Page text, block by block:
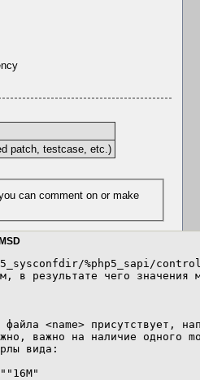
patch, testcase, etc.)
%php5_sapi/
в результате чего значения
важно на наличие одного
вида: